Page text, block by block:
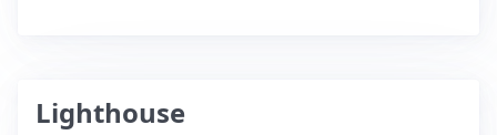
Lighthouse